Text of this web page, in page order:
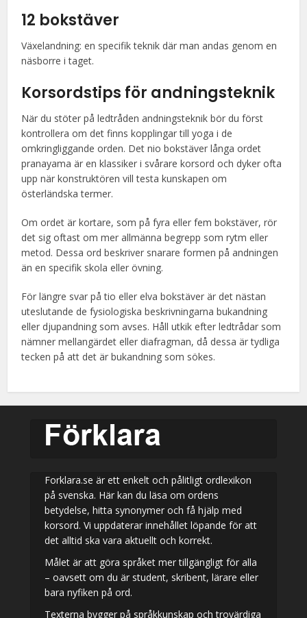
12 bokstäver
Växelandning: en specifik teknik där man andas genom en
näsborre i taget.
Korsordstips för andningsteknik
När du stöter på ledtråden andningsteknik bör du först
kontrollera om det finns kopplingar till yoga i de
omkringliggande orden. Det nio bokstäver långa ordet
pranayama är en klassiker i svårare korsord och dyker ofta
upp när konstruktören vill testa kunskapen om
österländska termer.
Om ordet är kortare, som på fyra eller fem bokstäver, rör
det sig oftast om mer allmänna begrepp som rytm eller
metod. Dessa ord beskriver snarare formen på andningen
än en specifik skola eller övning.
För längre svar på tio eller elva bokstäver är det nästan
uteslutande de fysiologiska beskrivningarna bukandning
eller djupandning som avses. Håll utkik efter ledtrådar som
nämner mellangärdet eller diafragman, då dessa är tydliga
tecken på att det är bukandning som sökes.
Forklara.se är ett enkelt och pålitligt ordlexikon
på svenska. Här kan du läsa om ordens
betydelse, hitta synonymer och få hjälp med
korsord. Vi uppdaterar innehållet löpande för att
det alltid ska vara aktuellt och korrekt.
Målet är att göra språket mer tillgängligt för alla
– oavsett om du är student, skribent, lärare eller
bara nyfiken på ord.
Texterna bygger på språkkunskap och trovärdiga